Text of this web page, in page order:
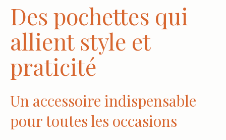
Des pochettes qui
allient style et
praticité
Un accessoire indispensable
pour toutes les occasions